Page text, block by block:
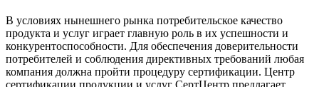
В условиях нынешнего рынка потребительское качество
продукта и услуг играет главную роль в их успешности и
конкурентоспособности. Для обеспечения доверительности
потребителей и соблюдения директивных требований любая
компания должна пройти процедуру сертификации. Центр
сертификации продукции и услуг СертЦентр предлагает